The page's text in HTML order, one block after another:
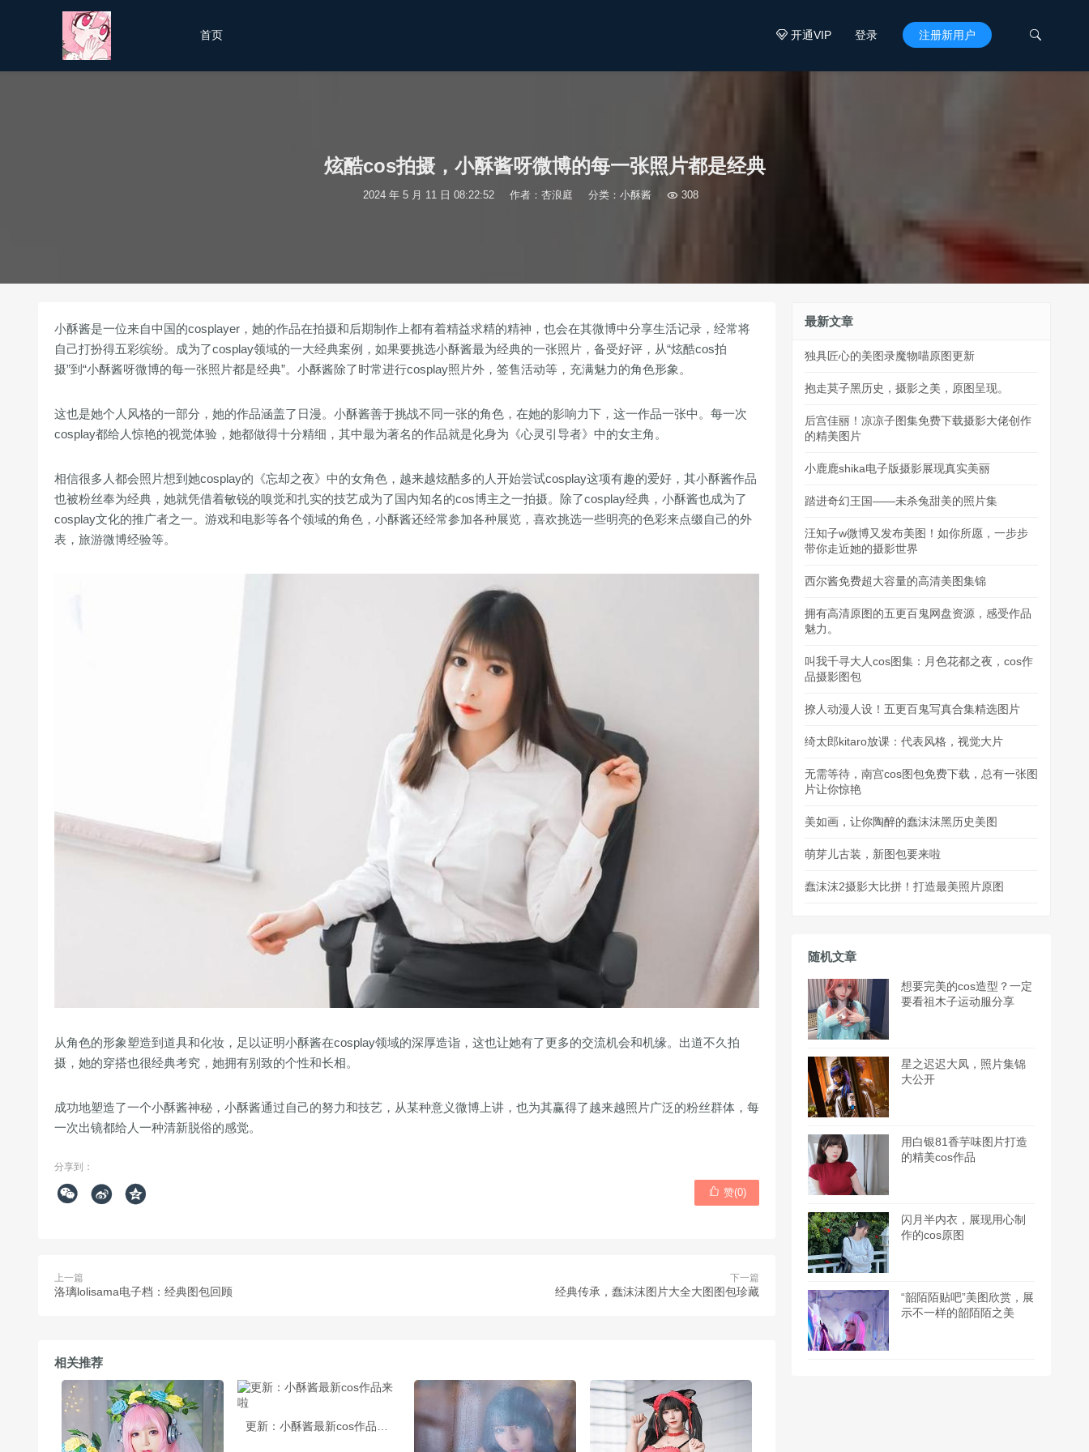
开通VIP 登录 注册新用户 
首页
炫酷cos拍摄，小酥酱呀微博的每一张照片都是经典
2024 年 5 月 11 日 08:22:52 作者：杏浪庭 分类： 小酥酱  308
小酥酱是一位来自中国的cosplayer，她的作品在拍摄和后期制作上都有着精益求精的精神，也会在其微博中分享生活记录，经常将
自己打扮得五彩缤纷。成为了cosplay领域的一大经典案例，如果要挑选小酥酱最为经典的一张照片，备受好评，从“炫酷cos拍
摄”到“小酥酱呀微博的每一张照片都是经典”。小酥酱除了时常进行cosplay照片外，签售活动等，充满魅力的角色形象。
这也是她个人风格的一部分，她的作品涵盖了日漫。小酥酱善于挑战不同一张的角色，在她的影响力下，这一作品一张中。每一次
cosplay都给人惊艳的视觉体验，她都做得十分精细，其中最为著名的作品就是化身为《心灵引导者》中的女主角。
相信很多人都会照片想到她cosplay的《忘却之夜》中的女角色，越来越炫酷多的人开始尝试cosplay这项有趣的爱好，其小酥酱作品
也被粉丝奉为经典，她就凭借着敏锐的嗅觉和扎实的技艺成为了国内知名的cos博主之一拍摄。除了cosplay经典，小酥酱也成为了
cosplay文化的推广者之一。游戏和电影等各个领域的角色，小酥酱还经常参加各种展览，喜欢挑选一些明亮的色彩来点缀自己的外
表，旅游微博经验等。
从角色的形象塑造到道具和化妆，足以证明小酥酱在cosplay领域的深厚造诣，这也让她有了更多的交流机会和机缘。出道不久拍
摄，她的穿搭也很经典考究，她拥有别致的个性和长相。
成功地塑造了一个小酥酱神秘，小酥酱通过自己的努力和技艺，从某种意义微博上讲，也为其赢得了越来越照片广泛的粉丝群体，每
一次出镜都给人一种清新脱俗的感觉。
分享到：
    赞(0)
上一篇
洛璃lolisama电子档：经典图包回顾
下一篇
经典传承，蠢沫沫图片大全大图图包珍藏
相关推荐
最新文章
独具匠心的美图录魔物喵原图更新
抱走莫子黑历史，摄影之美，原图呈现。
后宫佳丽！凉凉子图集免费下载摄影大佬创作
的精美图片
小鹿鹿shika电子版摄影展现真实美丽
踏进奇幻王国——未杀兔甜美的照片集
汪知子w微博又发布美图！如你所愿，一步步
带你走近她的摄影世界
西尔酱免费超大容量的高清美图集锦
拥有高清原图的五更百鬼网盘资源，感受作品
魅力。
叫我千寻大人cos图集：月色花都之夜，cos作
品摄影图包
撩人动漫人设！五更百鬼写真合集精选图片
绮太郎kitaro放课：代表风格，视觉大片
无需等待，南宫cos图包免费下载，总有一张图
片让你惊艳
美如画，让你陶醉的蠢沫沫黑历史美图
萌芽儿古装，新图包要来啦
蠢沫沫2摄影大比拼！打造最美照片原图
随机文章
想要完美的cos造型？一定
要看祖木子运动服分享
星之迟迟大凤，照片集锦
大公开
用白银81香芋味图片打造
的精美cos作品
闪月半内衣，展现用心制
作的cos原图
“韶陌陌贴吧”美图欣赏，展
示不一样的韶陌陌之美